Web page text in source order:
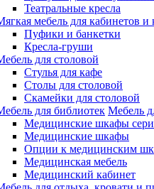
Театральные кресла
мебель для кабинетов и
Пуфики и банкетки
Кресла-груши
для столовой
Cтулья для кафе
Cтолы для столовой
Скамейки для столовой
для библиотек Мебель
Медицинские шкафы
Медицинские шкафы
Опции к медицинским
Медицинская мебель
Медицинский кабинет